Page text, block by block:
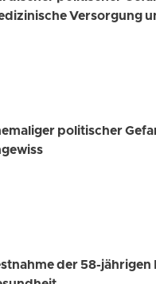
Versorgung
politischer
der 58-